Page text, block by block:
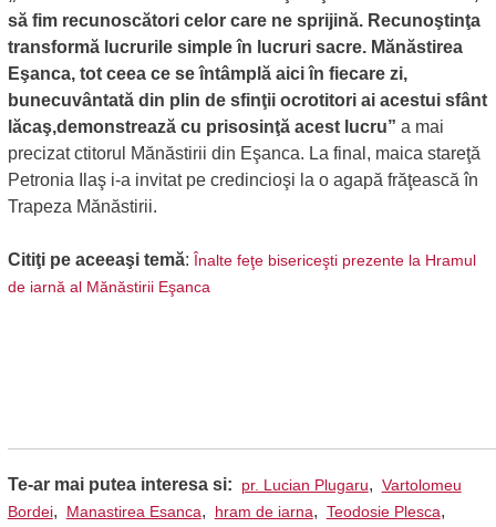
să fim recunoscători celor care ne sprijină. Recunoştinţa
transformă lucrurile simple în lucruri sacre. Mănăstirea
Eşanca, tot ceea ce se întâmplă aici în fiecare zi,
bunecuvântată din plin de sfinţii ocrotitori ai acestui sfânt
lăcaş,demonstrează cu prisosinţă acest lucru” a mai
precizat ctitorul Mănăstirii din Eşanca. La final, maica stareţă
Petronia Ilaş i-a invitat pe credincioşi la o agapă frăţească în
Trapeza Mănăstirii.
Citiţi pe aceeaşi temă:Înalte feţe bisericeşti prezente la Hramul
de iarnă al Mănăstirii Eşanca
Te-ar mai putea interesa si: pr. Lucian Plugaru, Vartolomeu
Bordei, Manastirea Esanca, hram de iarna, Teodosie Plesca,